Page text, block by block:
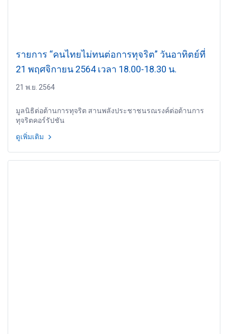
รายการ “คนไทยไม่ทนต่อการทุจริต” วันอาทิตย์ที่
21 พฤศจิกายน 2564 เวลา 18.00-18.30 น.
21 พ.ย. 2564
มูลนิธิต่อต้านการทุจริต สานพลังประชาชนรณรงค์ต่อต้านการ
ทุจริตคอร์รัปชัน
ดูเพิ่มเติม